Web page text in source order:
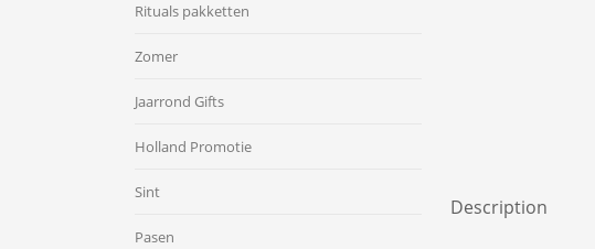
Rituals pakketten
Zomer
Jaarrond Gifts
Holland Promotie
Sint
Pasen
Description